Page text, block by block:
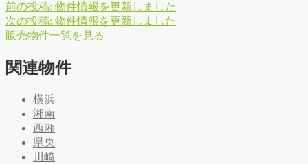
前の投稿: 物件情報を更新しました
次の投稿: 物件情報を更新しました
販売物件一覧を 見る
関連物件
横浜
湘南
西湘
県央
川崎